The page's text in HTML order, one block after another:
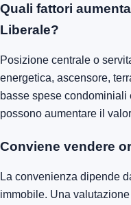
Quali fattori
Liberale?
Posizione centrale o
energetica, ascensore,
basse spese condominiali
possono aumentare il
Conviene vendere
La convenienza dipende
immobile. Una